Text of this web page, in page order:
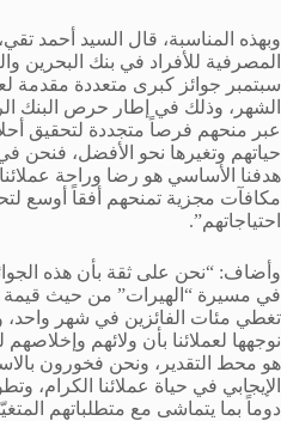
وبهذه المناسبة، قال السيد أحمد
المصرفية للأفراد في بنك البحرين
سبتمبر جوائز كبرى متعددة مقدمة
الشهر، وذلك في إطار حرص البنك
عبر منحهم فرصاً متجددة لتحقيق
حياتهم وتغيرها نحو الأفضل، فنحن
هدفنا الأساسي هو رضا وراحة
مكافآت مجزية تمنحهم أفقاً أوسع
احتياجاتهم”.
وأضاف: “نحن على ثقة بأن هذه
في مسيرة “الهيرات” من حيث قيمة
تغطي مئات الفائزين في شهر واحد،
نوجهها لعملائنا بأن ولائهم وإخلاصهم
هو محط التقدير، ونحن فخورون
الإيجابي في حياة عملائنا الكرام،
دوماً بما يتماشى مع متطلباتهم